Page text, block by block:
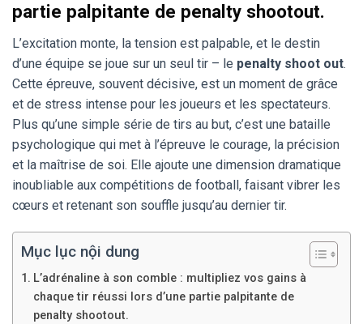
partie palpitante de penalty shootout.
L’excitation monte, la tension est palpable, et le destin
d’une équipe se joue sur un seul tir – le penalty shoot out.
Cette épreuve, souvent décisive, est un moment de grâce
et de stress intense pour les joueurs et les spectateurs.
Plus qu’une simple série de tirs au but, c’est une bataille
psychologique qui met à l’épreuve le courage, la précision
et la maîtrise de soi. Elle ajoute une dimension dramatique
inoubliable aux compétitions de football, faisant vibrer les
cœurs et retenant son souffle jusqu’au dernier tir.
Mục lục nội dung
L’adrénaline à son comble : multipliez vos gains à
chaque tir réussi lors d’une partie palpitante de
penalty shootout.